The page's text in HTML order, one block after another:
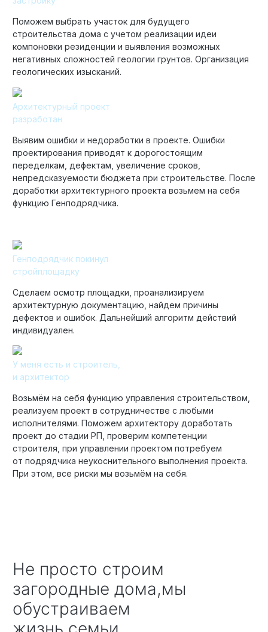
Поможем выбрать участок для будущего
строительства дома с учетом реализации идеи
компоновки резиденции и выявления возможных
негативных сложностей геологии грунтов. Организация
геологических изысканий.
Архитектурный проект
разработан
Выявим ошибки и недоработки в проекте. Ошибки
проектирования приводят к дорогостоящим
переделкам, дефектам, увеличение сроков,
непредсказуемости бюджета при строительстве. После
доработки архитектурного проекта возьмем на себя
функцию Генподрядчика.
Генподрядчик покинул
стройплощадку
Сделаем осмотр площадки, проанализируем
архитектурную документацию, найдем причины
дефектов и ошибок. Дальнейший алгоритм действий
индивидуален.
У меня есть и строитель,
и архитектор
Возьмём на себя функцию управления строительством,
реализуем проект в сотрудничестве с любыми
исполнителями. Поможем архитектору доработать
проект до стадии РП, проверим компетенции
строителя, при управлении проектом потребуем
от подрядчика неукоснительного выполнения проекта.
При этом, все риски мы возьмём на себя.
Не просто строим
загородные дома,мы
обустраиваем